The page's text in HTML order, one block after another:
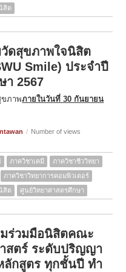
สิต
ดสุขภาพใจนิสิต
Smile) ประจำปี
า 2567
ขภาพภายในวันที่ 30 กันยายน
/ Number of views
ภาควิชาเคมี
ภาควิชาชีววิทยา
ภาควิชาวิทยาการคอมพิวเตอร์
สิต ศูนย์วิทยาศาสตรศึกษา
ร่วมมือนิสิตคณะ
สตร์ ระดับปริญญา
ลักสูตร ทุกชั้นปี ทำ